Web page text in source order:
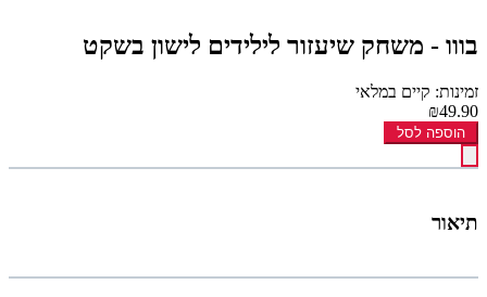
בווו - משחק שיעזור לילידים לישון בשקט
זמינות: קיים במלאי
₪49.90
הוספה לסל
תיאור